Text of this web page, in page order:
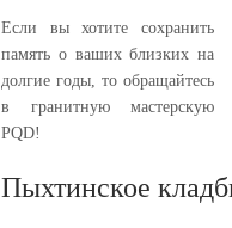
Если вы хотите сохранить
память о ваших близких на
долгие годы, то обращайтесь
в гранитную мастерскую
PQD!
Пыхтинское